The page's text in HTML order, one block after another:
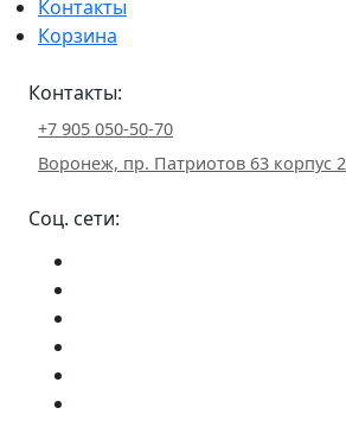
Контакты
Корзина
Контакты:
+7 905 050-50-70
Воронеж, пр. Патриотов 63 корпус 2
Соц. сети: